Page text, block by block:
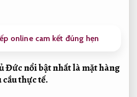
online cam kết đúng hẹn
Đức nổi bật nhất là mặt hàng
thực tế.